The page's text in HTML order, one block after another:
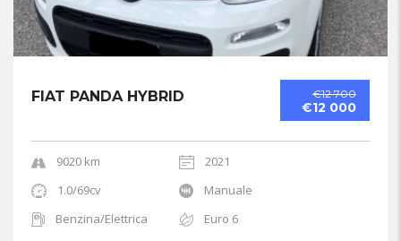
€12 700
€12 000
FIAT PANDA HYBRID
9020 km
2021
1.0/69cv
Manuale
Benzina/Elettrica
Euro 6